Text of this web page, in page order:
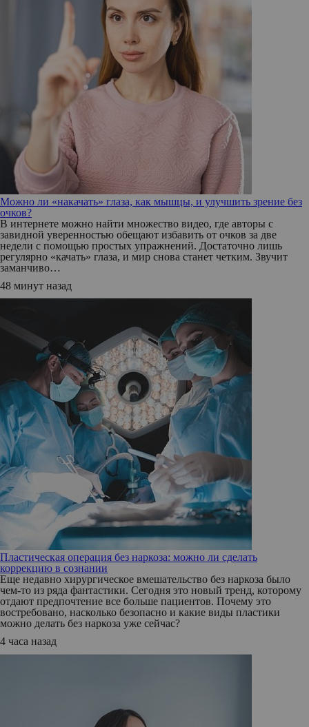
Можно ли «накачать» глаза, как мышцы, и улучшить зрение без
очков?
В интернете можно найти множество видео, где авторы с
завидной уверенностью обещают избавить от очков за две
недели с помощью простых упражнений. Достаточно лишь
регулярно «качать» глаза, и мир снова станет четким. Звучит
заманчиво…
48 минут назад
Пластическая операция без наркоза: можно ли сделать
коррекцию в сознании
Еще недавно хирургическое вмешательство без наркоза было
чем-то из ряда фантастики. Сегодня это новый тренд, которому
отдают предпочтение все больше пациентов. Почему это
востребовано, насколько безопасно и какие виды пластики
можно делать без наркоза уже сейчас?
4 часа назад